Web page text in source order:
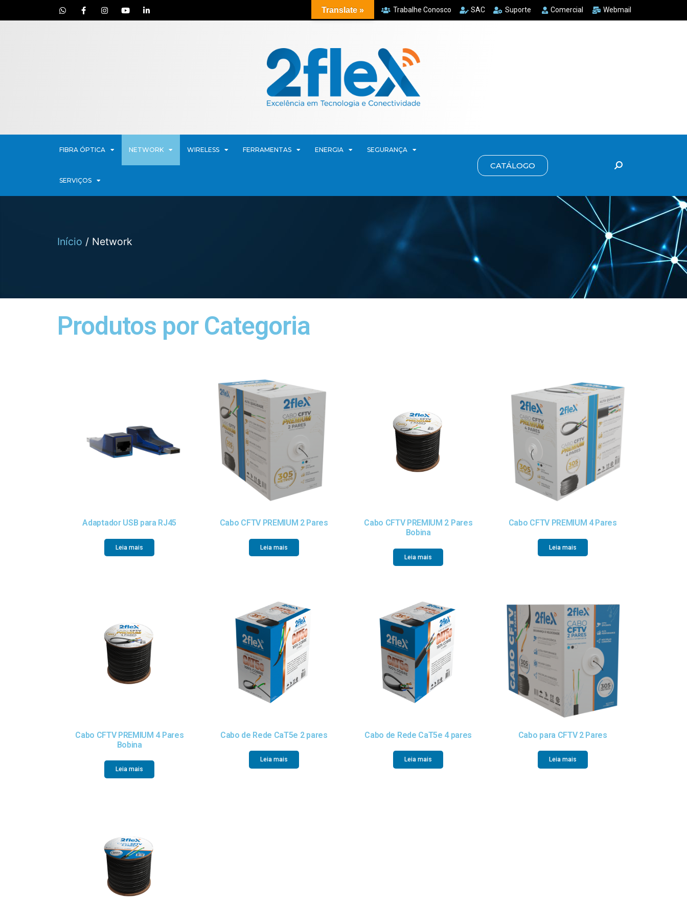
Trabalhe Conosco SAC Suporte Comercial Webmail
FIBRA ÓPTICA NETWORK WIRELESS FERRAMENTAS ENERGIA SEGURANÇA
SERVIÇOS
CATÁLOGO
Início / Network
Produtos por Categoria
Adaptador USB para RJ45
Leia mais
Cabo CFTV PREMIUM 2 Pares
Leia mais
Cabo CFTV PREMIUM 2 Pares
Bobina
Leia mais
Cabo CFTV PREMIUM 4 Pares
Leia mais
Cabo CFTV PREMIUM 4 Pares
Bobina
Leia mais
Cabo de Rede CaT5e 2 pares
Leia mais
Cabo de Rede CaT5e 4 pares
Leia mais
Cabo para CFTV 2 Pares
Leia mais
Translate »